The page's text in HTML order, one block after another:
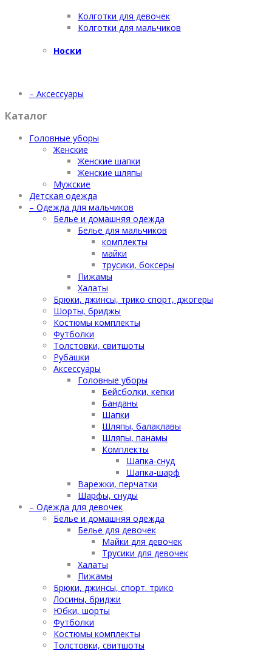
Колготки для девочек
Колготки для мальчиков
Носки
– Аксессуары
Каталог
Головные уборы
Женские
Женские шапки
Женские шляпы
Мужские
Детская одежда
– Одежда для мальчиков
Белье и домашняя одежда
Белье для мальчиков
комплекты
майки
трусики, боксеры
Пижамы
Халаты
Брюки, джинсы, трико спорт, джогеры
Шорты, бриджы
Костюмы комплекты
Футболки
Толстовки, свитшоты
Рубашки
Аксессуары
Головные уборы
Бейсболки, кепки
Банданы
Шапки
Шляпы, балаклавы
Шляпы, панамы
Комплекты
Шапка-снуд
Шапка-шарф
Варежки, перчатки
Шарфы, снуды
– Одежда для девочек
Белье и домашняя одежда
Белье для девочек
Майки для девочек
Трусики для девочек
Халаты
Пижамы
Брюки, джинсы, спорт. трико
Лосины, бриджи
Юбки, шорты
Футболки
Костюмы комплекты
Толстовки, свитшоты